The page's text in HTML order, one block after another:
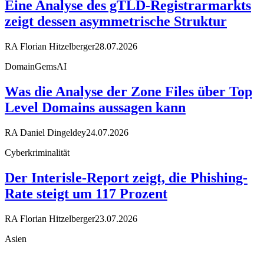
Eine Analyse des gTLD-Registrarmarkts
zeigt dessen asymmetrische Struktur
RA Florian Hitzelberger28.07.2026
DomainGemsAI
Was die Analyse der Zone Files über Top
Level Domains aussagen kann
RA Daniel Dingeldey24.07.2026
Cyberkriminalität
Der Interisle-Report zeigt, die Phishing-
Rate steigt um 117 Prozent
RA Florian Hitzelberger23.07.2026
Asien